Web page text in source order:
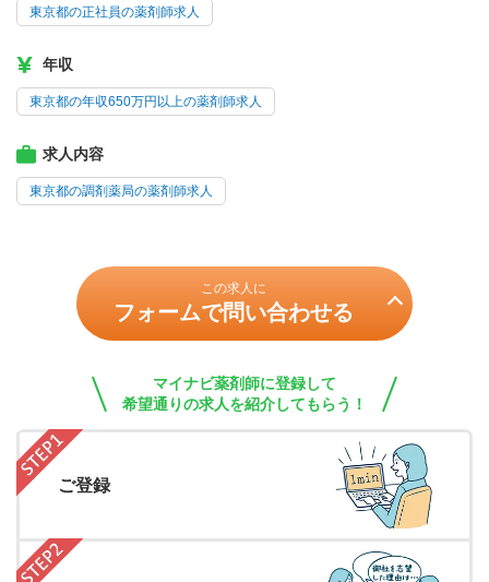
東京都の正社員の薬剤師求人
年収
東京都の年収650万円以上の薬剤師求人
求人内容
東京都の調剤薬局の薬剤師求人
この求人に
フォームで問い合わせる
マイナビ薬剤師に登録して
希望通りの求人を紹介してもらう！
ご登録